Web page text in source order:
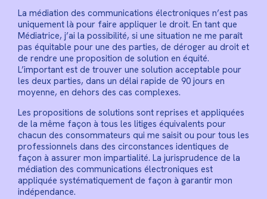
La médiation des communications électroniques n’est pas
uniquement là pour faire appliquer le droit. En tant que
Médiatrice, j’ai la possibilité, si une situation ne me paraît
pas équitable pour une des parties, de déroger au droit et
de rendre une proposition de solution en équité.
L’important est de trouver une solution acceptable pour
les deux parties, dans un délai rapide de 90 jours en
moyenne, en dehors des cas complexes.
Les propositions de solutions sont reprises et appliquées
de la même façon à tous les litiges équivalents pour
chacun des consommateurs qui me saisit ou pour tous les
professionnels dans des circonstances identiques de
façon à assurer mon impartialité. La jurisprudence de la
médiation des communications électroniques est
appliquée systématiquement de façon à garantir mon
indépendance.